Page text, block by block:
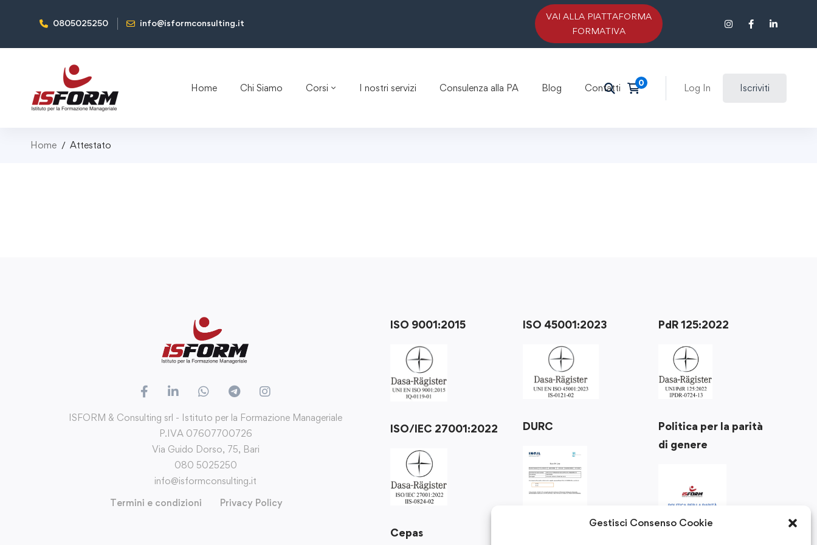
Gestisci Consenso Cookie
0805025250 info@isformconsulting.it
VAI ALLA PIATTAFORMA
FORMATIVA
Home Chi Siamo Corsi I nostri servizi Consulenza alla PA Blog Contatti Log In Iscriviti
Home Attestato
ISFORM & Consulting srl - Istituto per la Formazione Manageriale
P.IVA 07607700726
Via Guido Dorso, 75, Bari
080 5025250
info@isformconsulting.it
Termini e condizioni
Privacy Policy
ISO 9001:2015
ISO/IEC 27001:2022
Cepas
ISO 45001:2023
DURC
PdR 125:2022
Politica per la parità
di genere